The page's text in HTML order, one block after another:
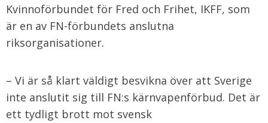
Kvinnoförbundet för Fred och Frihet, IKFF, som
är en av FN-förbundets anslutna
riksorganisationer.
– Vi är så klart väldigt besvikna över att Sverige
inte anslutit sig till FN:s kärnvapenförbud. Det är
ett tydligt brott mot svensk